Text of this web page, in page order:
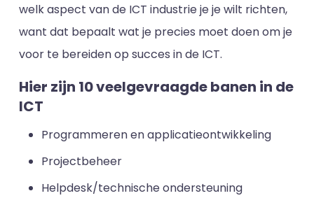
welk aspect van de ICT industrie je je wilt richten,
want dat bepaalt wat je precies moet doen om je
voor te bereiden op succes in de ICT.
Hier zijn 10 veelgevraagde banen in de
ICT
Programmeren en applicatieontwikkeling
Projectbeheer
Helpdesk/technische ondersteuning